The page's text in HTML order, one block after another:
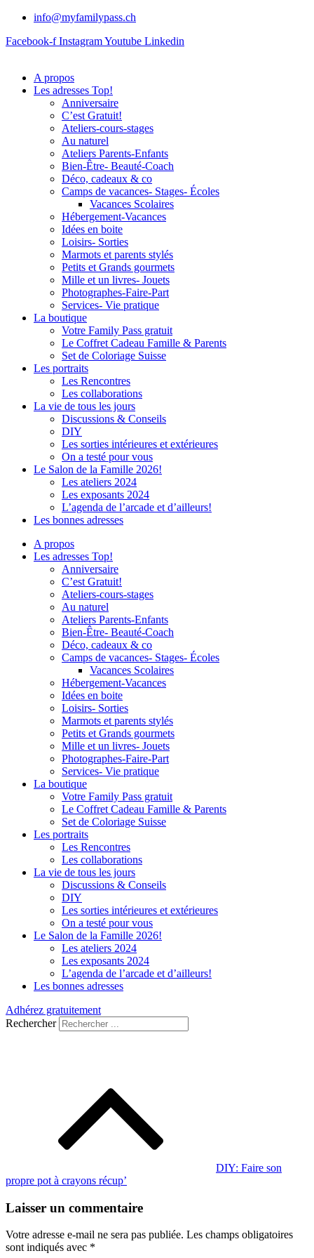
info@myfamilypass.ch
Facebook-f InstagramYoutube Linkedin
A propos
Les adresses Top!
Anniversaire
C’est Gratuit!
Ateliers-cours-stages
Au naturel
Ateliers Parents-Enfants
Bien-Être- Beauté-Coach
Déco, cadeaux & co
Camps de vacances- Stages- Écoles
Vacances Scolaires
Hébergement-Vacances
Idées en boite
Loisirs- Sorties
Marmots et parents stylés
Petits et Grands gourmets
Mille et un livres- Jouets
Photographes-Faire-Part
Services- Vie pratique
La boutique
Votre Family Pass gratuit
Le Coffret Cadeau Famille & Parents
Set de Coloriage Suisse
Les portraits
Les Rencontres
Les collaborations
La vie de tous les jours
Discussions & Conseils
DIY
Les sorties intérieures et extérieures
On a testé pour vous
Le Salon de la Famille 2026!
Les ateliers 2024
Les exposants 2024
L’agenda de l’arcade et d’ailleurs!
Les bonnes adresses
A propos
Les adresses Top!
Anniversaire
C’est Gratuit!
Ateliers-cours-stages
Au naturel
Ateliers Parents-Enfants
Bien-Être- Beauté-Coach
Déco, cadeaux & co
Camps de vacances- Stages- Écoles
Vacances Scolaires
Hébergement-Vacances
Idées en boite
Loisirs- Sorties
Marmots et parents stylés
Petits et Grands gourmets
Mille et un livres- Jouets
Photographes-Faire-Part
Services- Vie pratique
La boutique
Votre Family Pass gratuit
Le Coffret Cadeau Famille & Parents
Set de Coloriage Suisse
Les portraits
Les Rencontres
Les collaborations
La vie de tous les jours
Discussions & Conseils
DIY
Les sorties intérieures et extérieures
On a testé pour vous
Le Salon de la Famille 2026!
Les ateliers 2024
Les exposants 2024
L’agenda de l’arcade et d’ailleurs!
Les bonnes adresses
Adhérez gratuitement
Rechercher
DIY: Faire son
propre pot à crayons récup’
Laisser un commentaire
Votre adresse e-mail ne sera pas publiée. Les champs obligatoires
sont indiqués avec *